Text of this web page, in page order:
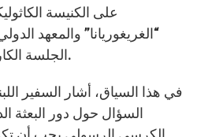
على الكنيسة
“الغريغوريانا” والمعهد
الجلسة الكاردينال جان-لويس توران.
في هذا السياق، أشار السفير
السؤال حول دور البعثة